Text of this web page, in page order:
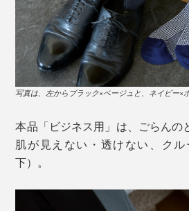
触れると、ひんやり心地いい感
な、独特のシャリ感があります。
そもそも、和紙は、多孔質構造。
細な穴が、無数にあいているので
糸です。
伸びない和紙糸は、編み機の力が
それでも、「地元の名産である美
ンの世界で広めたい」と、意気投
写真は、左からブラック×ベージュと、ネイビー×
本品「ビジネス用」は、ごらんの
肌が見えない・透けない、ク
下）。